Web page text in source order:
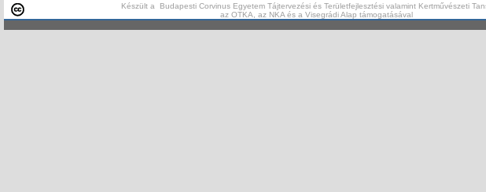
Készült a Budapesti Corvinus Egyetem Tájtervezési és Területfejlesztési valamint Kertművészeti
az OTKA, az NKA és a Visegrádi Alap támogatásával